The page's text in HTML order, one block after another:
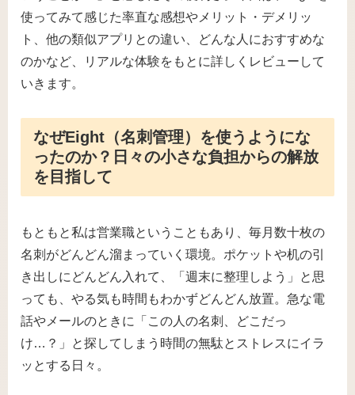
使ってみて感じた率直な感想やメリット・デメリッ
ト、他の類似アプリとの違い、どんな人におすすめな
のかなど、リアルな体験をもとに詳しくレビューして
いきます。
なぜEight（名刺管理）を使うようにな
ったのか？日々の小さな負担からの解放
を目指して
もともと私は営業職ということもあり、毎月数十枚の
名刺がどんどん溜まっていく環境。ポケットや机の引
き出しにどんどん入れて、「週末に整理しよう」と思
っても、やる気も時間もわかずどんどん放置。急な電
話やメールのときに「この人の名刺、どこだっ
け…？」と探してしまう時間の無駄とストレスにイラ
ッとする日々。